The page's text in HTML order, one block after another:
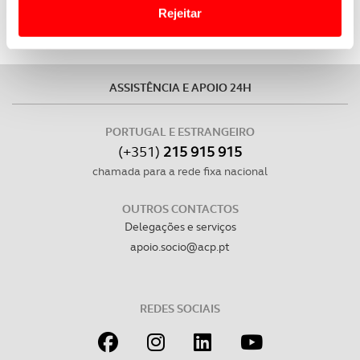
personalizar conteúdos e anúncios, para lhe proporcionar
funcionalidades de redes sociais, bem como para
Adicionalmente partilhamos informação, relativa à sua
utilização do nosso site de publicidade e de análise, com
parceiros e organizações na UE e em países terceiros.
O ACP garantirá que as transferências internacionais de
dados pessoais serão realizadas apenas com o seu
consentimento e quando tal se afigure estritamente
Realçamos que o bloqueio de certo tipo de Cookies e
tecnologias similares pode ter impacto na sua
experiência de navegação no Website e nos serviços
Rejeitar
ASSISTÊNCIA E APOIO 24H
PORTUGAL E ESTRANGEIRO
(+351) 215 915 915
chamada para a rede fixa nacional
OUTROS CONTACTOS
Delegações e serviços
apoio.socio@acp.pt
REDES SOCIAIS